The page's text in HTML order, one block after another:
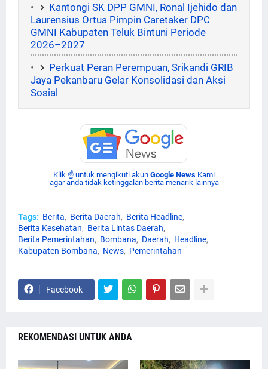
Kantongi SK DPP GMNI, Ronal Ijehido dan
Laurensius Ortua Pimpin Caretaker DPC
GMNI Kabupaten Teluk Bintuni Periode
2026–2027
Perkuat Peran Perempuan, Srikandi GRIB
Jaya Pekanbaru Gelar Konsolidasi dan Aksi
Sosial
Klik ☝ untuk mengikuti akun Google News Kami
agar anda tidak ketinggalan berita menarik lainnya
Tags: Berita Berita Daerah
Berita Headline
Berita Kesehatan
Berita Lintas Daerah
Berita Pemerintahan
Bombana Daerah
Headline
Kabupaten Bombana
News Pemerintahan
Facebook
REKOMENDASI UNTUK ANDA